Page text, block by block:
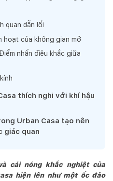
quan dẫn lối
hoạt của không gian mở
nhấn điêu khắc giữa
thích nghi với khí hậu
Urban Casa tạo nên
giác quan
cái nóng khắc nghiệt của
hiện lên như một ốc đảo